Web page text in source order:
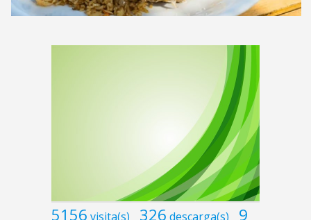
5156 visita(s) 326 descarga(s) 9